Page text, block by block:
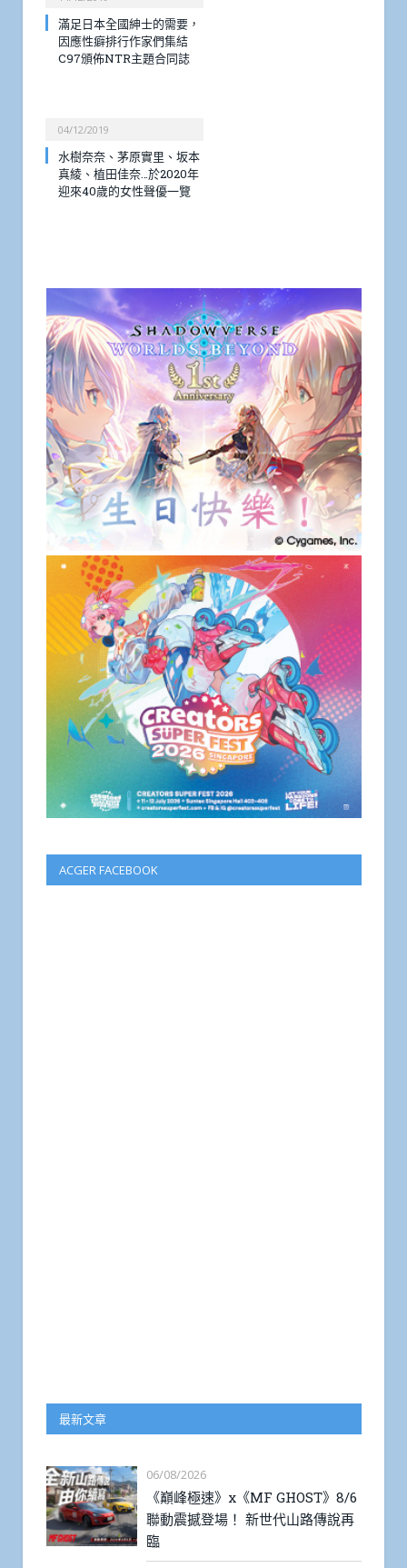
滿足日本全國紳士的需要，
因應性癖排行作家們集結
C97頒佈NTR主題合同誌
04/12/2019
水樹奈奈、茅原實里、坂本
真綾、植田佳奈…於2020年
迎來40歲的女性聲優一覽
ACGER FACEBOOK
最新文章
06/08/2026
《巔峰極速》x《MF GHOST》8/6
聯動震撼登場！ 新世代山路傳說再
臨